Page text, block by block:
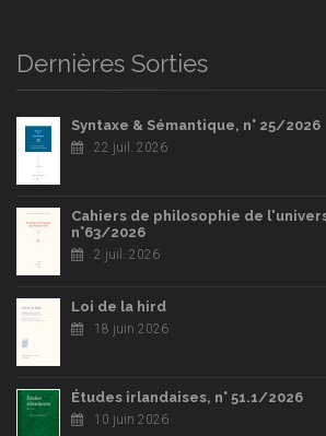
Dernières Sorties
Syntaxe & Sémantique, n° 25/2026
22 juil. 2026
Cahiers de philosophie de
n°63/2026
2 juil. 2026
Loi de la hird
18 juin 2026
Études irlandaises, n° 51.1/2026
10 juin 2026